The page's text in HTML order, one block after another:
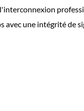
avec une intégrité de